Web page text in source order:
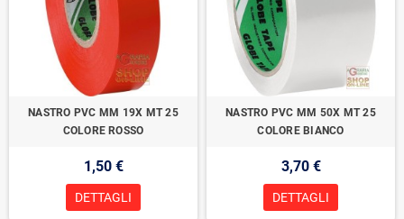
NASTRO PVC MM 19X MT 25
COLORE ROSSO
1,50 €
DETTAGLI
NASTRO PVC MM 50X MT 25
COLORE BIANCO
3,70 €
DETTAGLI